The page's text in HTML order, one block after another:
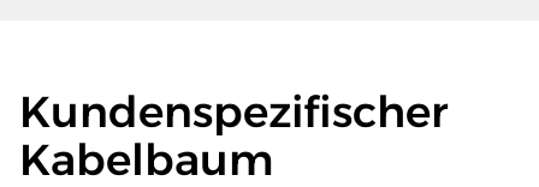
Kundenspezifischer
Kabelbaum